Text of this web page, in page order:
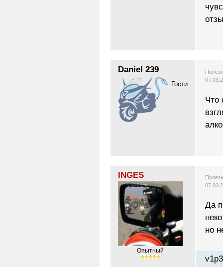
Daniel 239
Гости
Что
INGES
Опытный
Да
но